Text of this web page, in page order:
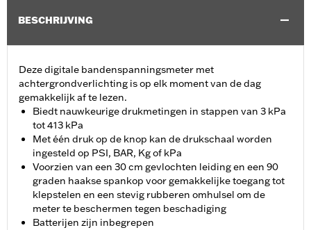
BESCHRIJVING
Deze digitale bandenspanningsmeter met
achtergrondverlichting is op elk moment van de dag
gemakkelijk af te lezen.
Biedt nauwkeurige drukmetingen in stappen van 3 kPa
tot 413 kPa
Met één druk op de knop kan de drukschaal worden
ingesteld op PSI, BAR, Kg of kPa
Voorzien van een 30 cm gevlochten leiding en een 90
graden haakse spankop voor gemakkelijke toegang tot
klepstelen en een stevig rubberen omhulsel om de
meter te beschermen tegen beschadiging
Batterijen zijn inbegrepen